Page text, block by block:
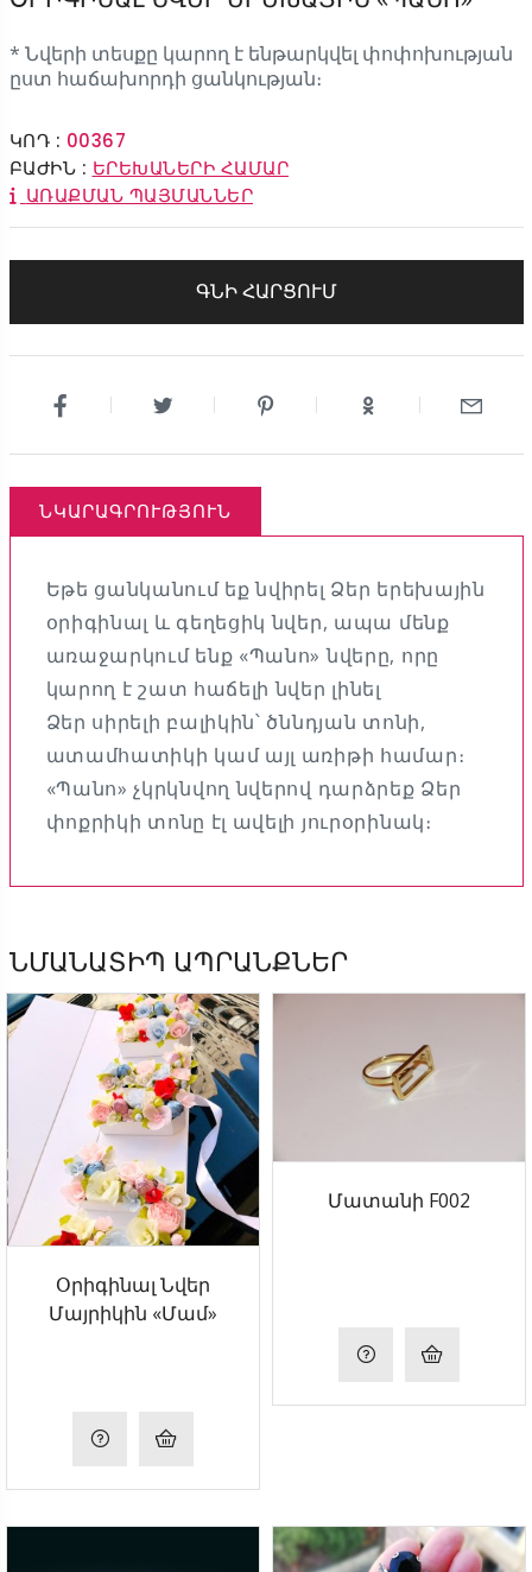
* Նվերի տեսքը կարող է ենթարկվել փոփոխության
ըստ հաճախորդի ցանկության։
ԿՈԴ : 00367
ԲԱԺԻՆ : ԵՐԵԽԱՆԵՐԻ ՀԱՄԱՐ
ԱՌԱՔՄԱՆ ՊԱՅՄԱՆՆԵՐ
ԳՆԻ ՀԱՐՑՈՒՄ
ՆԿԱՐԱԳՐՈՒԹՅՈՒՆ
Եթե ցանկանում եք նվիրել Ձեր երեխային
օրիգինալ և գեղեցիկ նվեր, ապա մենք
առաջարկում ենք «Պանո» նվերը, որը
կարող է շատ հաճելի նվեր լինել
Ձեր սիրելի բալիկին՝ ծննդյան տոնի,
ատամհատիկի կամ այլ առիթի համար։
«Պանո» չկրկնվող նվերով դարձրեք Ձեր
փոքրիկի տոնը էլ ավելի յուրօրինակ։
ՆՄԱՆԱՏԻՊ ԱՊՐԱՆՔՆԵՐ
Օրիգինալ Նվեր
Մայրիկին «Մամ»
Մատանի F002